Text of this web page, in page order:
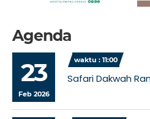
Agenda
23
Feb 2026
waktu : 11:00
Safari Dakwah